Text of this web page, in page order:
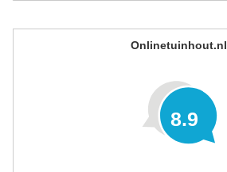
Onlinetuinhout.nl
8.9